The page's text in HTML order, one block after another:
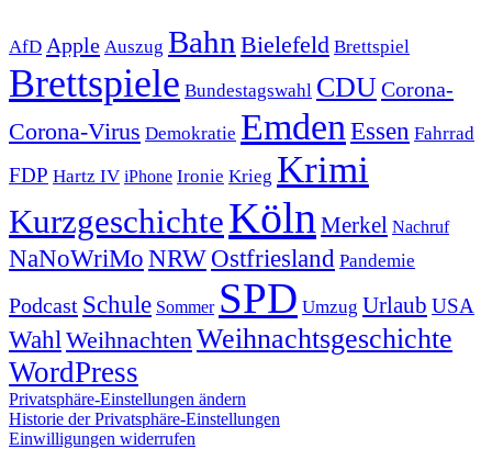
AfD Apple Auszug Bahn Bielefeld Brettspiel
Brettspiele Bundestagswahl CDUCorona-
Corona-Virus Demokratie Emden Essen Fahrrad
FDP Hartz IV iPhone Ironie Krieg Krimi
KurzgeschichteKöln Merkel Nachruf
NaNoWriMo NRWOstfriesland Pandemie
Podcast Schule Sommer SPD Umzug Urlaub USA
Wahl Weihnachten Weihnachtsgeschichte
WordPress
Privatsphäre-Einstellungen ändern
Historie der Privatsphäre-Einstellungen
Einwilligungen widerrufen